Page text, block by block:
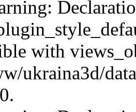
with
ukraina3d/